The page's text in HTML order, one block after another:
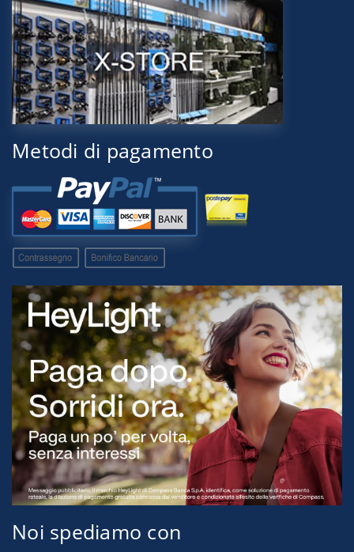
Metodi di pagamento
Noi spediamo con